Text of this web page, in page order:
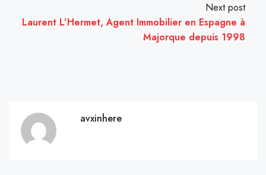
Next post
Laurent L’Hermet, Agent Immobilier en Espagne à
Majorque depuis 1998
avxinhere